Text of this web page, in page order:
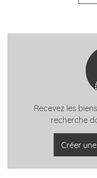
Recevez les
recherche
Créer